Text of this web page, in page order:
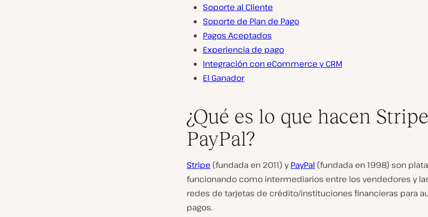
Soporte al Cliente
Soporte de Plan de Pago
Pagos Aceptados
Experiencia de pago
Integración con eCommerce y CRM
El Ganador
¿Qué es lo que hacen
PayPal?
Stripe (fundada en 2011) yPayPal (fundada en 1998) son
funcionando como intermediarios entre los vendedores y
redes de tarjetas de crédito/instituciones financieras para
pagos.